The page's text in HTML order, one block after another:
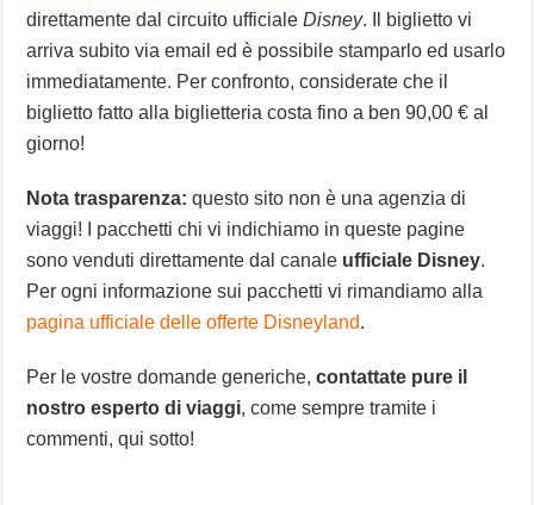
direttamente dal circuito ufficialeDisney. Il biglietto vi
arriva subito via email ed è possibile stamparlo ed usarlo
immediatamente. Per confronto, considerate che il
biglietto fatto alla biglietteria costa fino a ben 90,00 € al
giorno!
Nota trasparenza: questo sito non è una agenzia di
viaggi! I pacchetti chi vi indichiamo in queste pagine
sono venduti direttamente dal canale ufficiale Disney.
Per ogni informazione sui pacchetti vi rimandiamo alla
pagina ufficiale delle offerte Disneyland.
Per le vostre domande generiche,contattate pure il
nostro esperto di viaggi, come sempre tramite i
commenti, qui sotto!